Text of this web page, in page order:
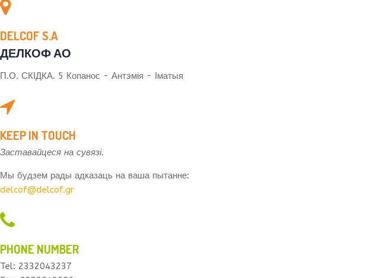
DELCOF S.A
ДЕЛКОФ АО
П.О. СКІДКА. 5 Копанос - Антэмія - Іматыя
KEEP IN TOUCH
Заставайцеся на сувязі.
Мы будзем рады адказаць на ваша пытанне:
delcof@delcof.gr
PHONE NUMBER
Tel: 2332043237